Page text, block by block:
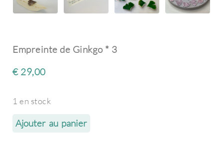
Empreinte de Ginkgo * 3
€29,00
1 en stock
Ajouter au panier